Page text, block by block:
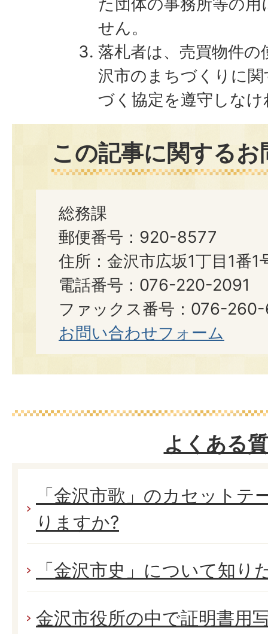
せん。
落札者は、売買物件
沢市のまちづくりに
づく協定を遵守しな
この記事に関する
総務課
郵便番号：920-8577
住所：金沢市広坂1丁目1番1
電話番号：076-220-2091
ファックス番号：076-
お問い合わせフォーム
よくある
「金沢市歌」のカセットテ
りますか?
「金沢市史」について知り
金沢市役所の中で証明書用